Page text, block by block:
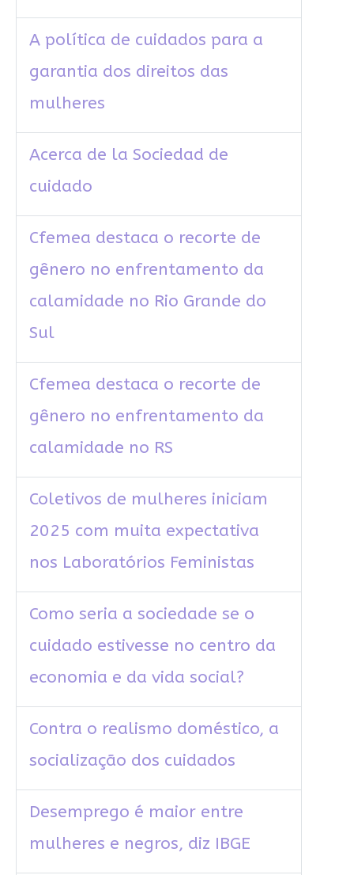
A política de cuidados para a
garantia dos direitos das
mulheres
Acerca de la Sociedad de
cuidado
Cfemea destaca o recorte de
gênero no enfrentamento da
calamidade no Rio Grande do
Sul
Cfemea destaca o recorte de
gênero no enfrentamento da
calamidade no RS
Coletivos de mulheres iniciam
2025 com muita expectativa
nos Laboratórios Feministas
Como seria a sociedade se o
cuidado estivesse no centro da
economia e da vida social?
Contra o realismo doméstico, a
socialização dos cuidados
Desemprego é maior entre
mulheres e negros, diz IBGE